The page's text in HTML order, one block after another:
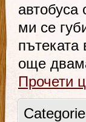
автобуса
ми се
още
Прочети